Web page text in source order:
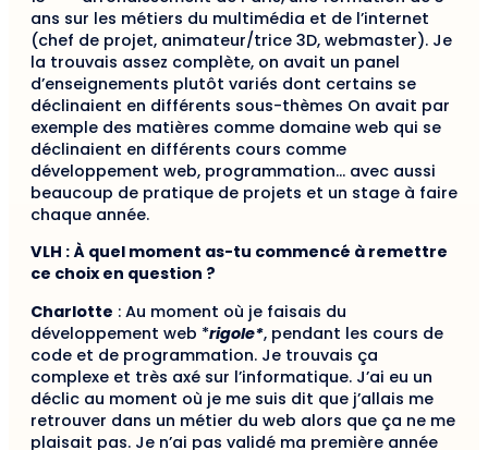
ans sur les métiers du multimédia et de l’internet
(chef de projet, animateur/trice 3D, webmaster). Je
la trouvais assez complète, on avait un panel
d’enseignements plutôt variés dont certains se
déclinaient en différents sous-thèmes On avait par
exemple des matières comme domaine web qui se
déclinaient en différents cours comme
développement web, programmation… avec aussi
beaucoup de pratique de projets et un stage à faire
chaque année.
VLH : À quel moment as-tu commencé à remettre
ce choix en question ?
Charlotte : Au moment où je faisais du
développement web *rigole*, pendant les cours de
code et de programmation. Je trouvais ça
complexe et très axé sur l’informatique. J’ai eu un
déclic au moment où je me suis dit que j’allais me
retrouver dans un métier du web alors que ça ne me
plaisait pas. Je n’ai pas validé ma première année